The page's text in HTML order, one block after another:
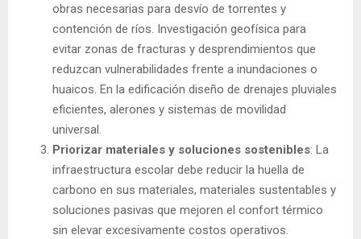
obras necesarias para desvío de torrentes y
contención de ríos. Investigación geofísica para
evitar zonas de fracturas y desprendimientos que
reduzcan vulnerabilidades frente a inundaciones o
huaicos. En la edificación diseño de drenajes pluviales
eficientes, alerones y sistemas de movilidad
universal.
Priorizar materiales y soluciones sostenibles: La
infraestructura escolar debe reducir la huella de
carbono en sus materiales, materiales sustentables y
soluciones pasivas que mejoren el confort térmico
sin elevar excesivamente costos operativos.